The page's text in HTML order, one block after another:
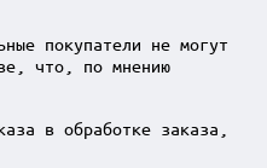
покупатели не могут
что, по мнению
в обработке заказа,